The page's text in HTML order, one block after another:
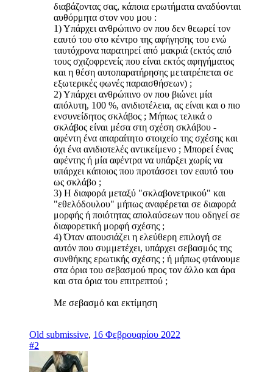
διαβάζοντας σας, κάποια ερωτήματα αναδύονται
αυθόρμητα στον νου μου :
1) Υπάρχει ανθρώπινο ον που δεν θεωρεί τον
εαυτό του στο κέντρο της αφήγησης του ενώ
ταυτόχρονα παρατηρεί από μακριά (εκτός από
τους σχιζοφρενείς που είναι εκτός αφηγήματος
και η θέση αυτοπαρατήρησης μετατρέπεται σε
εξωτερικές φωνές παραισθήσεων) ;
2) Υπάρχει ανθρώπινο ον που βιώνει μία
απόλυτη, 100 %, ανιδιοτέλεια, ας είναι και ο πιο
ενσυνείδητος σκλάβος ; Μήπως τελικά ο
σκλάβος είναι μέσα στη σχέση σκλάβου -
αφέντη ένα απαραίτητο στοιχείο της σχέσης και
όχι ένα ανιδιοτελές αντικείμενο ; Μπορεί ένας
αφέντης ή μία αφέντρα να υπάρξει χωρίς να
υπάρχει κάποιος που προτάσσει τον εαυτό του
ως σκλάβο ;
3) Η διαφορά μεταξύ "σκλαβονετρικού" και
"εθελόδουλου" μήπως αναφέρεται σε διαφορά
μορφής ή ποιότητας απολαύσεων που οδηγεί σε
διαφορετική μορφή σχέσης ;
4) Όταν απουσιάζει η ελεύθερη επιλογή σε
αυτόν που συμμετέχει, υπάρχει σεβασμός της
συνθήκης ερωτικής σχέσης ; ή μήπως φτάνουμε
στα όρια του σεβασμού προς τον άλλο και άρα
και στα όρια του επιτρεπτού ;
Με σεβασμό και εκτίμηση
Old submissive, 16 Φεβρουαρίου 2022
#2